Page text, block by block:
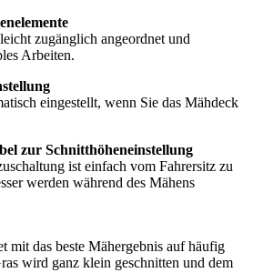
zugänglich angeordnet und
Arbeiten.
eingestellt, wenn Sie das Mähdeck
zur Schnitthöheneinstellung
ist einfach vom Fahrersitz zu
werden während des Mähens
das beste Mähergebnis auf häufig
wird ganz klein geschnitten und dem